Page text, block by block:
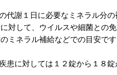
代謝１日に必要なミネラル分
対して、ウイルスや細菌との
ミネラル補給などでの目安で
患に対しては１２錠から１８